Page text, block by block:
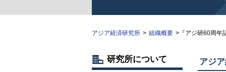
アジア経済研究所 > 組織概要 >『アジ研60周年
研究所について アジ